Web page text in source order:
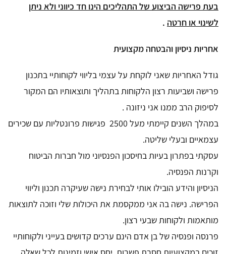
בעת פרישה הביצוע של התהליכים הינו חד כיווני ולא ניתן
לשינוי או חרטה .
אחריות ניסיון והבטחה מקצועית
גודל האחריות שאני לוקחת על עצמי בליווי לקוחותיי בתכנון
פרישה ושביעות רצון הלקוחות בתהליך ותוצאותיו הם המקור
לסיפוק הרב ממנו אני ניזונה .
במהלך השנים קיימתי מעל 2500 פגישות פרונטליות עם שכירים
עצמאיים ובעלי שליטה.
עסקתי בפתרון בעיות בחיסכון הפנסיוני מול חברות הביטוח
וקרנות הפנסיה.
הניסיון והידע הובילו אותי לבחירת נישה שעיקרה תכנון וליווי
הפרישה. נישה בה אני ממקסמת את היכולות שלי וזוכה לתוצאות
מותאמות ולקוחות שבעי רצון.
פרנסה ופנסיה של בן אדם הינם ערכים קדושים בעייני ולקוחותיי